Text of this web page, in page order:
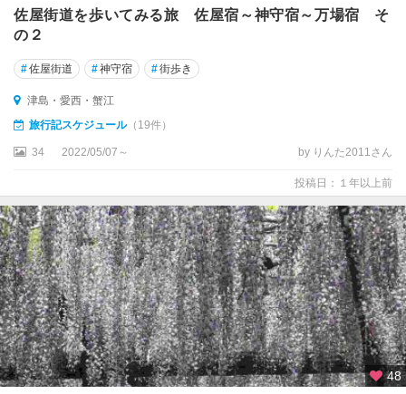
佐屋街道を歩いてみる旅 佐屋宿～神守宿～万場宿 そ
の２
#佐屋街道 #神守宿 #街歩き
津島・愛西・蟹江
旅行記スケジュール（19件）
34 2022/05/07～ by りんた2011さん
投稿日：１年以上前
48